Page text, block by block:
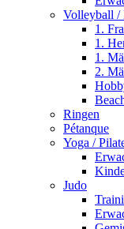
Volleyball /
1.
1.
1.
2.
Ringen
Pétanque
Yoga /
Judo